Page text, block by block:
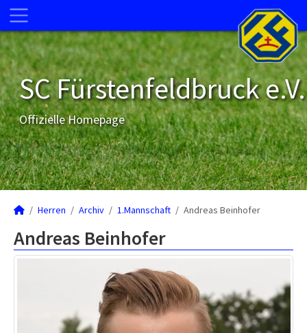
SC Fürstenfeldbruck e.V.
Offizielle Homepage
Herren Archiv 1.Mannschaft Andreas Beinhofer
Andreas Beinhofer